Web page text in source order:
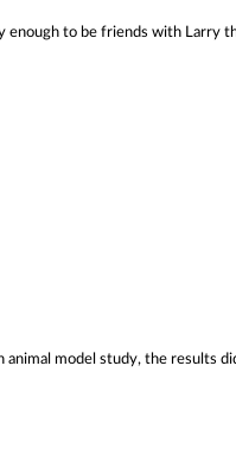
to be friends with Larry
model study, the results